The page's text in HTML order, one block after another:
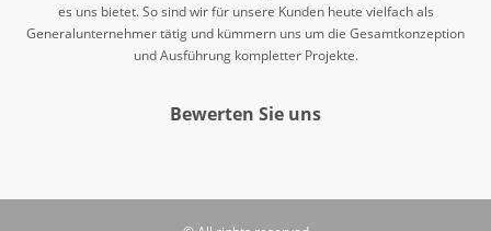
es uns bietet. So sind wir für unsere Kunden heute vielfach als
Generalunternehmer tätig und kümmern uns um die Gesamtkonzeption
und Ausführung kompletter Projekte.
Bewerten Sie uns